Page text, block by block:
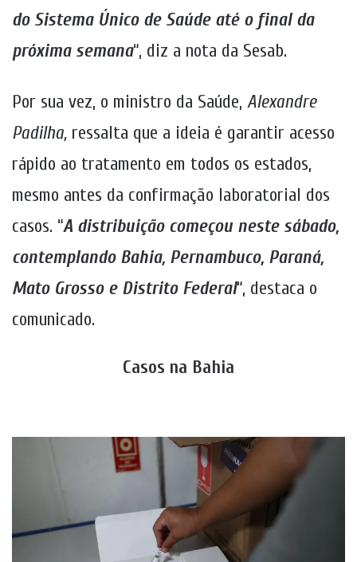
do Sistema Único de Saúde até o final da
próxima semana“, diz a nota da Sesab.
Por sua vez, o ministro da Saúde, Alexandre
Padilha, ressalta que a ideia é garantir acesso
rápido ao tratamento em todos os estados,
mesmo antes da confirmação laboratorial dos
casos. “A distribuição começou neste sábado,
contemplando Bahia, Pernambuco, Paraná,
Mato Grosso e Distrito Federal“, destaca o
comunicado.
Casos na Bahia